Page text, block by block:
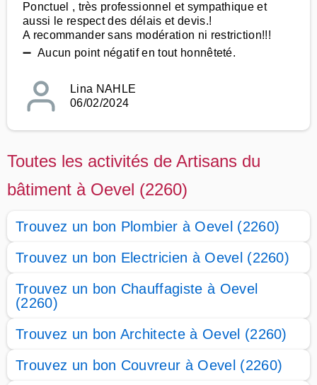
Ponctuel , très professionnel et sympathique et
aussi le respect des délais et devis.!
A recommander sans modération ni restriction!!!
➖ Aucun point négatif en tout honnêteté.
Lina NAHLE
06/02/2024
Toutes les activités de Artisans du
bâtiment à Oevel (2260)
Trouvez un bon Plombier à Oevel (2260)
Trouvez un bon Electricien à Oevel (2260)
Trouvez un bon Chauffagiste à Oevel
(2260)
Trouvez un bon Architecte à Oevel (2260)
Trouvez un bon Couvreur à Oevel (2260)